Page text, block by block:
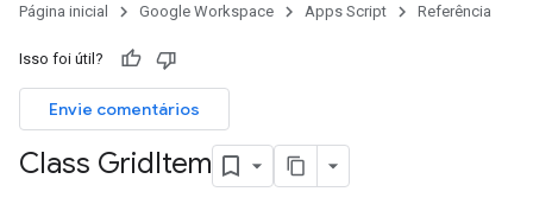
Página inicial Google Workspace Apps Script Referência
Isso foi útil?
Envie comentários
Class GridItem